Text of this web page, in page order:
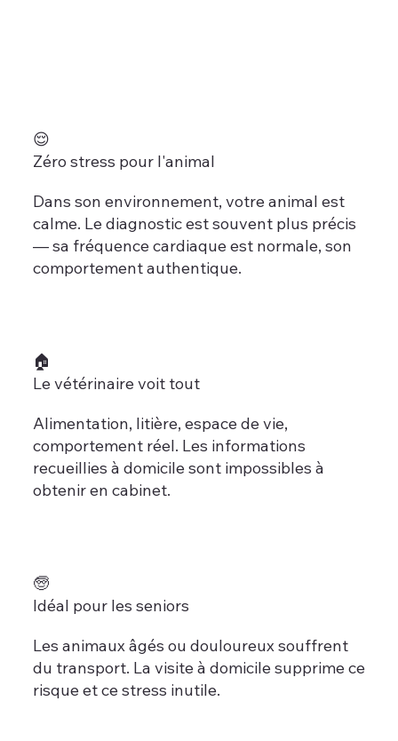
Dans son environnement, votre animal est
calme. Le diagnostic est souvent plus précis
— sa fréquence cardiaque est normale, son
comportement authentique.
😌
Zéro stress pour l'animal
Alimentation, litière, espace de vie,
comportement réel. Les informations
recueillies à domicile sont impossibles à
obtenir en cabinet.
🏠
Le vétérinaire voit tout
Les animaux âgés ou douloureux souffrent
du transport. La visite à domicile supprime ce
risque et ce stress inutile.
🧓
Idéal pour les seniors